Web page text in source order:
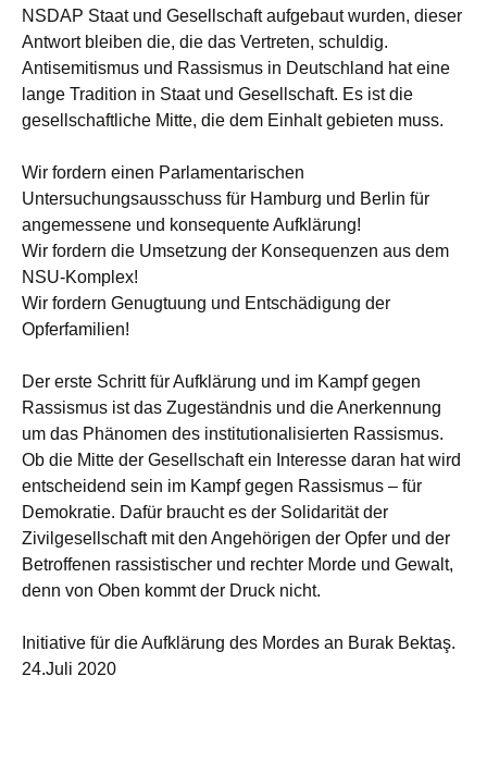
NSDAP Staat und Gesellschaft aufgebaut wurden, dieser
Antwort bleiben die, die das Vertreten, schuldig.
Antisemitismus und Rassismus in Deutschland hat eine
lange Tradition in Staat und Gesellschaft. Es ist die
gesellschaftliche Mitte, die dem Einhalt gebieten muss.
Wir fordern einen Parlamentarischen
Untersuchungsausschuss für Hamburg und Berlin für
angemessene und konsequente Aufklärung!
Wir fordern die Umsetzung der Konsequenzen aus dem
NSU-Komplex!
Wir fordern Genugtuung und Entschädigung der
Opferfamilien!
Der erste Schritt für Aufklärung und im Kampf gegen
Rassismus ist das Zugeständnis und die Anerkennung
um das Phänomen des institutionalisierten Rassismus.
Ob die Mitte der Gesellschaft ein Interesse daran hat wird
entscheidend sein im Kampf gegen Rassismus – für
Demokratie. Dafür braucht es der Solidarität der
Zivilgesellschaft mit den Angehörigen der Opfer und der
Betroffenen rassistischer und rechter Morde und Gewalt,
denn von Oben kommt der Druck nicht.
Initiative für die Aufklärung des Mordes an Burak Bektaş.
24.Juli 2020